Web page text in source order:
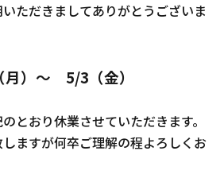
ただきましてありがとうございま
月）～ 5/3（金）
とおり休業させていただきます。
ますが何卒ご理解の程よろしくお